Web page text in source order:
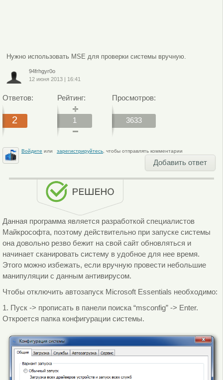
Нужно использовать MSE для проверки системы вручную.
94frhgyr0o
12 июня 2013| 16:41
Ответов:
2
Рейтинг:
1
Просмотров:
3633
Войдите или зарегистрируйтесь, чтобы отправлять комментарии
Добавить ответ
Данная программа является разработкой специалистов
Майкрософта, поэтому действительно при запуске системы
она довольно резво бежит на свой сайт обновляться и
начинает сканировать систему в удобное для нее время.
Этого можно избежать, если вручную провести небольшие
манипуляции с данным антивирусом.
Чтобы отключить автозапуск Microsoft Essentials необходимо:
1. Пуск -> прописать в панели поиска “msconfig” -> Enter.
Откроется папка конфигурации системы.